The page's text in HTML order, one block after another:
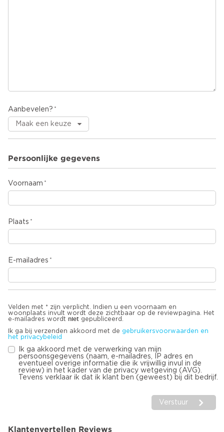
Aanbevelen?
Persoonlijke gegevens
Voornaam
Plaats
E-mailadres
Velden met * zijn verplicht. Indien u een voornaam en
woonplaats invult wordt deze zichtbaar op de reviewpagina. Het
e-mailadres wordt niet gepubliceerd.
Ik ga bij verzenden akkoord met de gebruikersvoorwaarden en
het privacybeleid
Ik ga akkoord met de verwerking van mijn
persoonsgegevens (naam, e-mailadres, IP adres en
eventueel overige informatie die ik vrijwillig invul in de
review) in het kader van de privacy wetgeving (AVG).
Tevens verklaar ik dat ik klant ben (geweest) bij dit bedrijf.
Verstuur
Klantenvertellen Reviews